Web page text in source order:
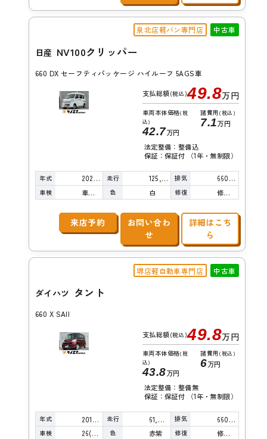
泉北店軽バン専門店 中古車
日産 NV100クリッパー
660 DX セーフティパッケージ ハイルーフ 5AGS車
支払総額(税込)49.8万円
車両本体価格(税
込)
42.7万円
諸費用 (税込)
7.1万円
法定整備：整備込
保証：保証付 （1年・無制限）
年式 2020年 走行 125,000km 排気 660cc
車検 車検整備付 色 白 修復 修復歴無し
来店予約
お問い合わ
せ
詳細はこち
ら
堺店軽自動車専門店 中古車
ダイハツ タント
660 X SAII
支払総額(税込)49.8万円
車両本体価格(税
込)
43.8万円
諸費用 (税込)
6万円
法定整備：整備無
保証：保証付 （1年・無制限）
年式 2015年 走行 61,000km 排気 660cc
車検 26(R8)/09 色 赤紫 修復 修復歴無し